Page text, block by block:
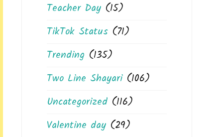
Teacher Day(15)
TikTok Status(71)
Trending (135)
Two Line Shayari(106)
Uncategorized(116)
Valentine day(29)